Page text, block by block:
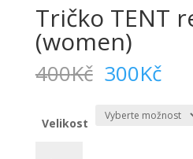
Tričko TENT
(women)
400Kč Původní
cena
byla:
400Kč.
300Kč
cena
je:
Velikost